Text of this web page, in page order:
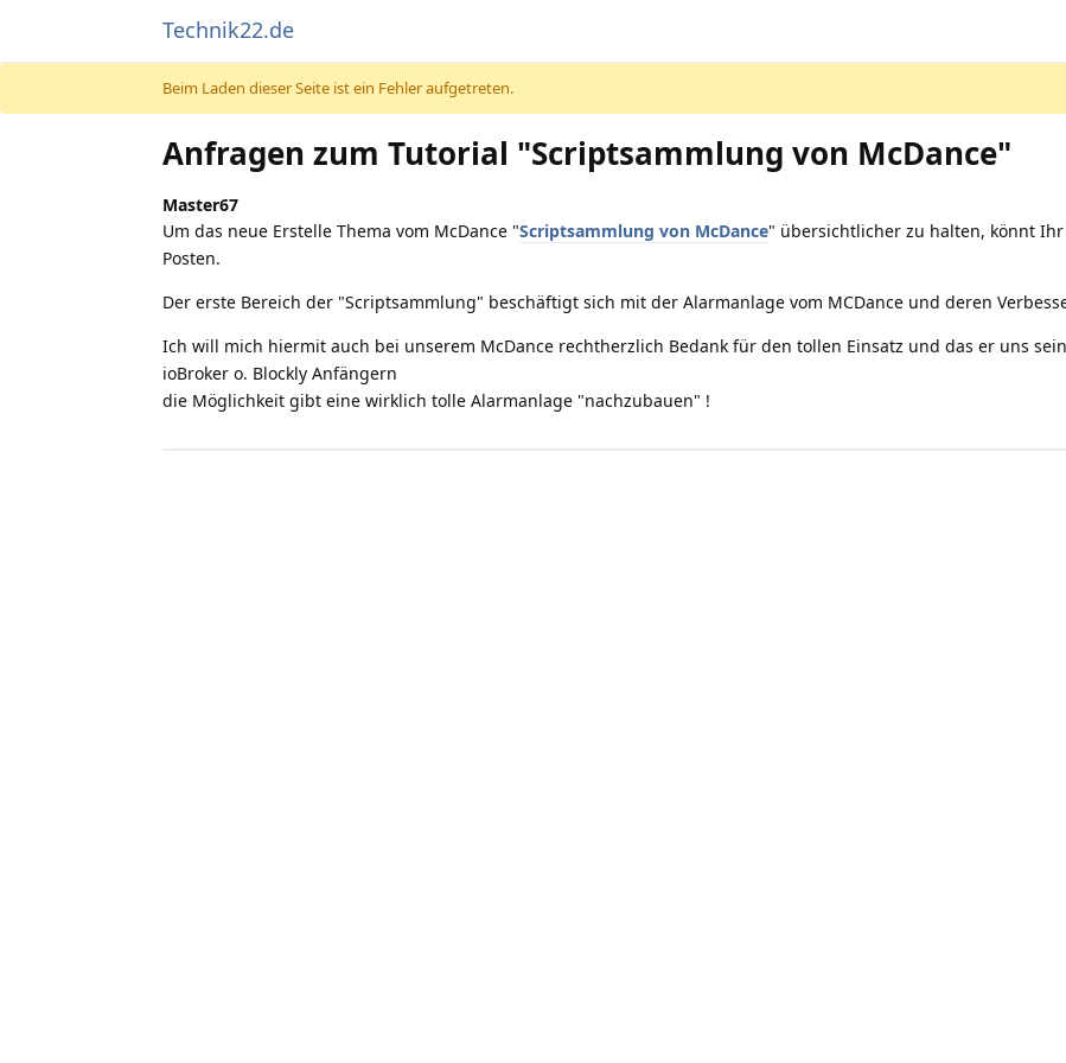
Technik22.de
Beim Laden dieser Seite ist ein Fehler aufgetreten.
Anfragen zum Tutorial "Scriptsammlung von McDance"
Master67
Um das neue Erstelle Thema vom McDance "Scriptsammlung von McDance" übersichtlicher zu halten, könnt
Posten.
Der erste Bereich der "Scriptsammlung" beschäftigt sich mit der Alarmanlage vom MCDance und deren
Ich will mich hiermit auch bei unserem McDance rechtherzlich Bedank für den tollen Einsatz und das er uns
ioBroker o. Blockly Anfängern
die Möglichkeit gibt eine wirklich tolle Alarmanlage "nachzubauen" !